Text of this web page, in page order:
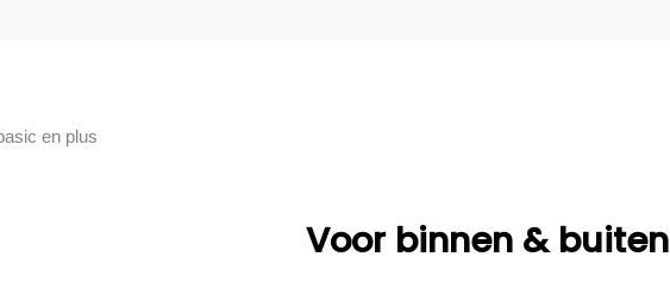
Voor binnen & buiten